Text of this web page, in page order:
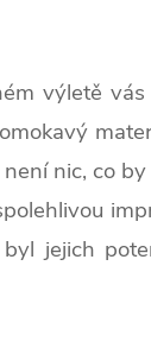
výletě
nic, co
jejich